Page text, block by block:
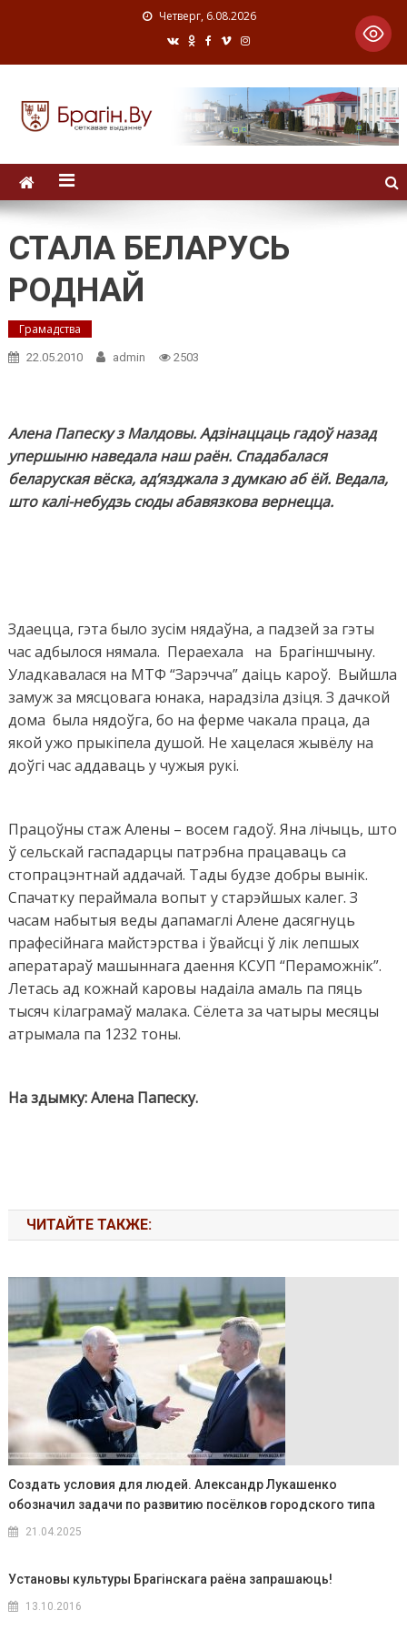
Четверг, 6.08.2026
СТАЛА БЕЛАРУСЬ
РОДНАЙ
Грамадства
22.05.2010 admin 2503
Алена Папеску з Малдовы. Адзінаццаць гадоў назад
упершыню наведала наш раён. Спадабалася
беларуская вёска, ад’язджала з думкаю аб ёй. Ведала,
што калі-небудзь сюды абавязкова вернецца.
Здаецца, гэта было зусім нядаўна, а падзей за гэты
час адбылося нямала. Пераехала на Брагіншчыну.
Уладкавалася на МТФ “Зарэчча” даіць кароў. Выйшла
замуж за мясцовага юнака, нарадзіла дзіця. З дачкой
дома была нядоўга, бо на ферме чакала праца, да
якой ужо прыкіпела душой. Не хацелася жывёлу на
доўгі час аддаваць у чужыя рукі.
Працоўны стаж Алены – восем гадоў. Яна лічыць, што
ў сельскай гаспадарцы патрэбна працаваць са
стопрацэнтнай аддачай. Тады будзе добры вынік.
Спачатку пераймала вопыт у старэйшых калег. З
часам набытыя веды дапамаглі Алене дасягнуць
прафесійнага майстэрства і ўвайсці ў лік лепшых
аператараў машыннага даення КСУП “Пераможнік”.
Летась ад кожнай каровы надаіла амаль па пяць
тысяч кілаграмаў малака. Сёлета за чатыры месяцы
атрымала па 1232 тоны.
На здымку: Алена Папеску.
ЧИТАЙТЕ ТАКЖЕ:
Создать условия для людей. Александр Лукашенко
обозначил задачи по развитию посёлков городского типа
21.04.2025
Установы культуры Брагінскага раёна запрашаюць!
13.10.2016